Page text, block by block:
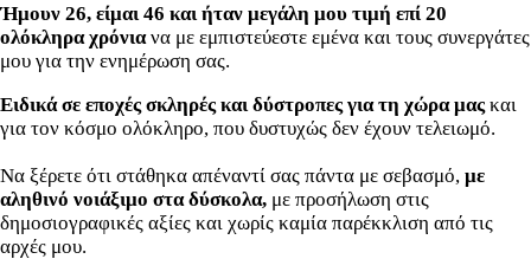
Ήμουν 26, είμαι 46 και ήταν μεγάλη μου τιμή επί 20
ολόκληρα χρόνιανα με εμπιστεύεστε εμένα και τους συνεργάτες
μου για την ενημέρωση σας.
Ειδικά σε εποχές σκληρές και δύστροπες για τη χώρα μαςκαι
για τον κόσμο ολόκληρο, που δυστυχώς δεν έχουν τελειωμό.
Να ξέρετε ότι στάθηκα απέναντί σας πάντα με σεβασμό, με
αληθινό νοιάξιμο στα δύσκολα, με προσήλωση στις
δημοσιογραφικές αξίες και χωρίς καμία παρέκκλιση από τις
αρχές μου.